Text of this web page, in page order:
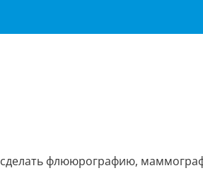
сделать флююрографию,